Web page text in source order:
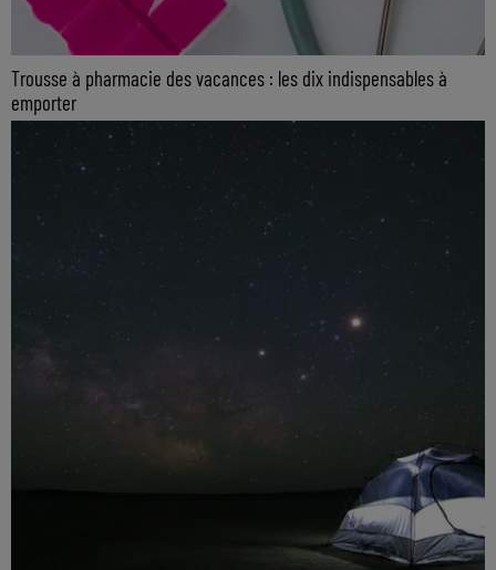
Trousse à pharmacie des vacances : les dix indispensables à
emporter